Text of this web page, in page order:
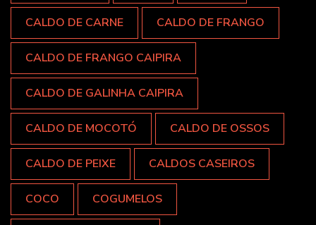
CALDO DE CARNE CALDO DE FRANGO
CALDO DE FRANGO CAIPIRA
CALDO DE GALINHA CAIPIRA
CALDO DE MOCOTÓ CALDO DE OSSOS
CALDO DE PEIXE CALDOS CASEIROS
COCO COGUMELOS